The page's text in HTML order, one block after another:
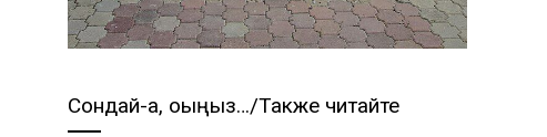
Сондай-ақ, оқыңыз…/Также читайте